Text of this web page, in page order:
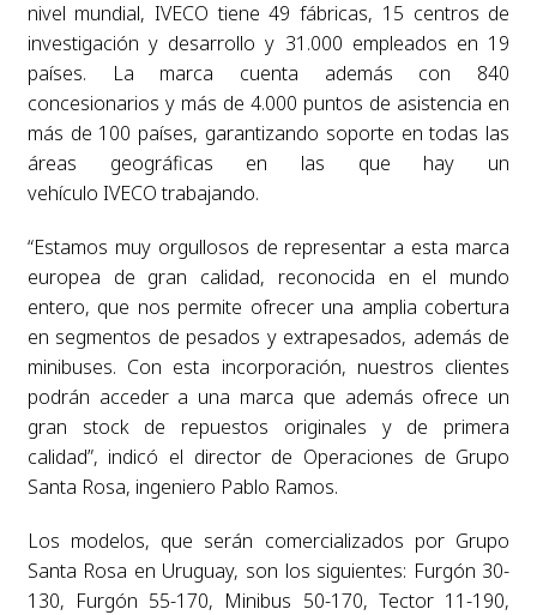
nivel mundial, IVECO tiene 49 fábricas, 15 centros de
investigación y desarrollo y 31.000 empleados en 19
países. La marca cuenta además con 840
concesionarios y más de 4.000 puntos de asistencia en
más de 100 países, garantizando soporte en todas las
áreas geográficas en las que hay un
vehículo IVECO trabajando.
“Estamos muy orgullosos de representar a esta marca
europea de gran calidad, reconocida en el mundo
entero, que nos permite ofrecer una amplia cobertura
en segmentos de pesados y extrapesados, además de
minibuses. Con esta incorporación, nuestros clientes
podrán acceder a una marca que además ofrece un
gran stock de repuestos originales y de primera
calidad”, indicó el director de Operaciones de Grupo
Santa Rosa, ingeniero Pablo Ramos.
Los modelos, que serán comercializados por Grupo
Santa Rosa en Uruguay, son los siguientes: Furgón 30-
130, Furgón 55-170, Minibus 50-170, Tector 11-190,